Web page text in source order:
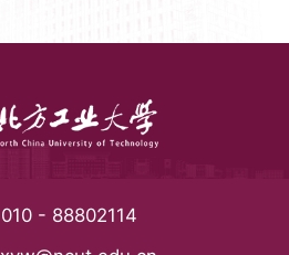
010 - 88802114